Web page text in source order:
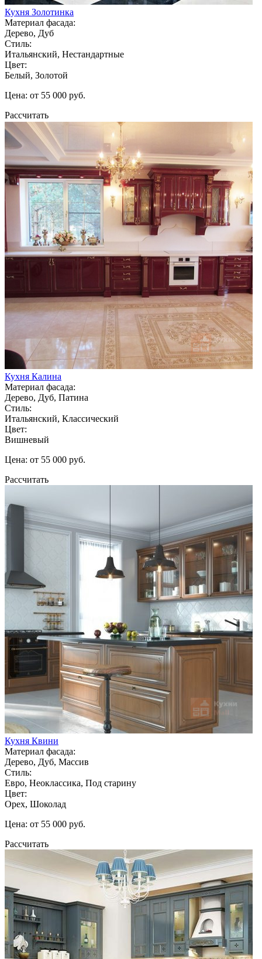
Кухня Золотинка
Материал фасада:
Дерево, Дуб
Стиль:
Итальянский, Нестандартные
Цвет:
Белый, Золотой
Цена: от 55 000 руб.
Рассчитать
Кухня Калина
Материал фасада:
Дерево, Дуб, Патина
Стиль:
Итальянский, Классический
Цвет:
Вишневый
Цена: от 55 000 руб.
Рассчитать
Кухня Квини
Материал фасада:
Дерево, Дуб, Массив
Стиль:
Евро, Неоклассика, Под старину
Цвет:
Орех, Шоколад
Цена: от 55 000 руб.
Рассчитать